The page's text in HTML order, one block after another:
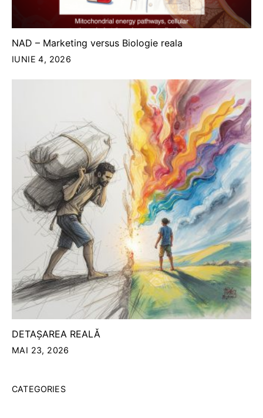
NAD – Marketing versus Biologie reala
IUNIE 4, 2026
DETAȘAREA REALǍ
MAI 23, 2026
CATEGORIES